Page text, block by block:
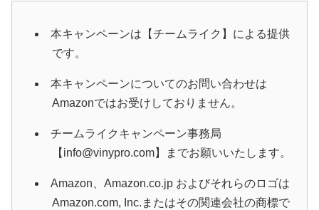
本キャンペーンは【チームライク】による提供
です。
本キャンペーンについてのお問い合わせは
Amazonではお受けしておりません。
チームライクキャンペーン事務局
【info@vinypro.com】までお願いいたします。
Amazon、Amazon.co.jp およびそれらのロゴは
Amazon.com, Inc.またはその関連会社の商標で